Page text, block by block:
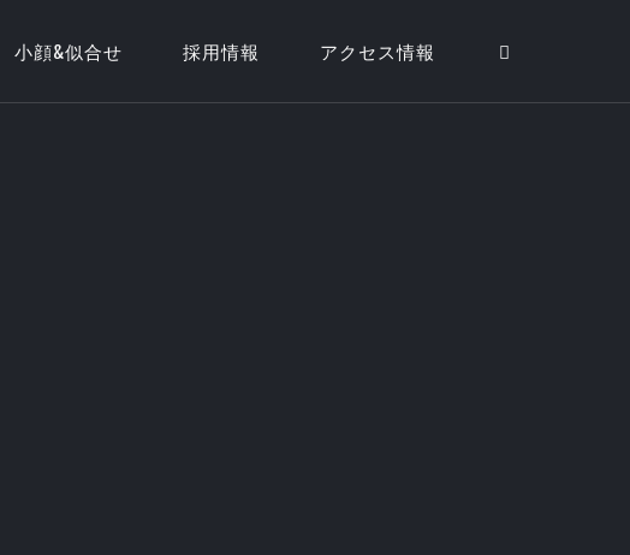
小顔&似合せ 採用情報 アクセス情報